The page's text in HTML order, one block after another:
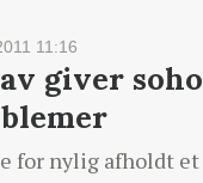
11:16
giver
for nylig afholdt et